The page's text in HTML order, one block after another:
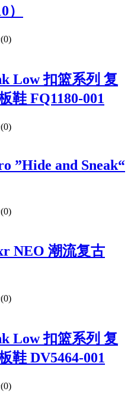
Low 扣篮系列 复
鞋 FQ1180-001
”Hide and Sneak“
NEO 潮流复古
Low 扣篮系列 复
鞋 DV5464-001